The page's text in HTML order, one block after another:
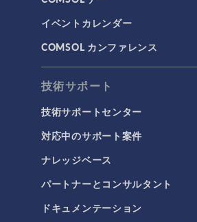
イベントカレンダー
COMSOL カンファレンス
技術サポート
技術サポートセンター
対応中のサポート案件
ナレッジベース
パートナーとコンサルタント
ドキュメンテーション